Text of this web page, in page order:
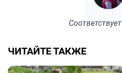
Соответствует
ЧИТАЙТЕ ТАКЖЕ